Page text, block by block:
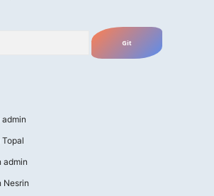
admin
Topal
admin
Nesrin